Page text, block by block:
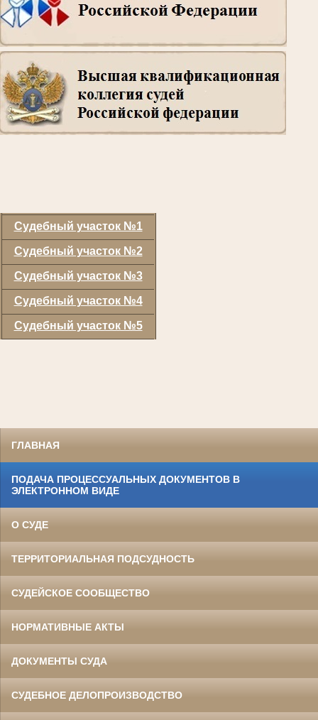
Судебный участок №1
Судебный участок №2
Судебный участок №3
Судебный участок №4
Судебный участок №5
ГЛАВНАЯ
ПОДАЧА ПРОЦЕССУАЛЬНЫХ ДОКУМЕНТОВ В
ЭЛЕКТРОННОМ ВИДЕ
О СУДЕ
ТЕРРИТОРИАЛЬНАЯ ПОДСУДНОСТЬ
СУДЕЙСКОЕ СООБЩЕСТВО
НОРМАТИВНЫЕ АКТЫ
ДОКУМЕНТЫ СУДА
СУДЕБНОЕ ДЕЛОПРОИЗВОДСТВО